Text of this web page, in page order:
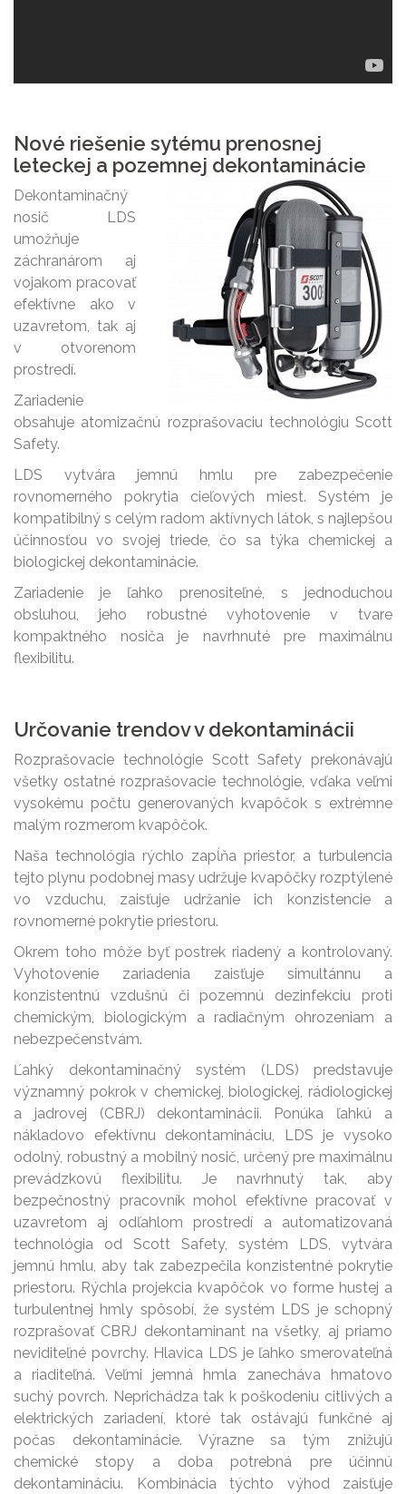
Nové riešenie sytému prenosnej
leteckej a pozemnej dekontaminácie
Dekontaminačný
nosič LDS
umožňuje
záchranárom aj
vojakom pracovať
efektívne ako v
uzavretom, tak aj
v otvorenom
prostredí.
Zariadenie
obsahuje atomizačnú rozprašovaciu technológiu Scott
Safety.
LDS vytvára jemnú hmlu pre zabezpečenie
rovnomerného pokrytia cieľových miest. Systém je
kompatibilný s celým radom aktívnych látok, s najlepšou
účinnosťou vo svojej triede, čo sa týka chemickej a
biologickej dekontaminácie.
Zariadenie je ľahko prenositeľné, s jednoduchou
obsluhou, jeho robustné vyhotovenie v tvare
kompaktného nosiča je navrhnuté pre maximálnu
flexibilitu.
Určovanie trendov v dekontaminácii
Rozprašovacie technológie Scott Safety prekonávajú
všetky ostatné rozprašovacie technológie, vďaka veľmi
vysokému počtu generovaných kvapôčok s extrémne
malým rozmerom kvapôčok.
Naša technológia rýchlo zapĺňa priestor, a turbulencia
tejto plynu podobnej masy udržuje kvapôčky rozptýlené
vo vzduchu, zaisťuje udržanie ich konzistencie a
rovnomerné pokrytie priestoru.
Okrem toho môže byť postrek riadený a kontrolovaný.
Vyhotovenie zariadenia zaisťuje simultánnu a
konzistentnú vzdušnú či pozemnú dezinfekciu proti
chemickým, biologickým a radiačným ohrozeniam a
nebezpečenstvám.
Ľahký dekontaminačný systém (LDS) predstavuje
významný pokrok v chemickej, biologickej, rádiologickej
a jadrovej (CBRJ) dekontaminácii. Ponúka ľahkú a
nákladovo efektívnu dekontamináciu, LDS je vysoko
odolný, robustný a mobilný nosič, určený pre maximálnu
prevádzkovú flexibilitu. Je navrhnutý tak, aby
bezpečnostný pracovník mohol efektívne pracovať v
uzavretom aj odľahlom prostredí a automatizovaná
technológia od Scott Safety, systém LDS, vytvára
jemnú hmlu, aby tak zabezpečila konzistentné pokrytie
priestoru. Rýchla projekcia kvapôčok vo forme hustej a
turbulentnej hmly spôsobí, že systém LDS je schopný
rozprašovať CBRJ dekontaminant na všetky, aj priamo
neviditeľné povrchy. Hlavica LDS je ľahko smerovateľná
a riaditeľná. Veľmi jemná hmla zanecháva hmatovo
suchý povrch. Neprichádza tak k poškodeniu citlivých a
elektrických zariadení, ktoré tak ostávajú funkčné aj
počas dekontaminácie. Výrazne sa tým znižujú
chemické stopy a doba potrebná pre účinnú
dekontamináciu. Kombinácia týchto výhod zaisťuje